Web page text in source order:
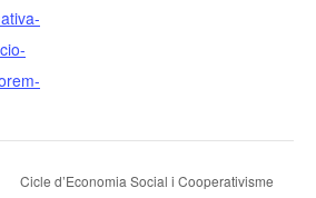
Cicle d’Economia Social i Cooperativisme